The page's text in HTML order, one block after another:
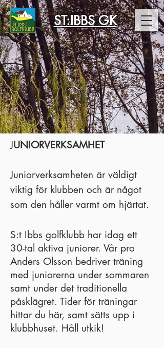
ST:IBBS GK
JUNIORVERKSAMHET
Juniorverksamheten är väldigt
viktig för klubben och är något
som den håller varmt om hjärtat.
S:t Ibbs golfklubb har idag ett
30-tal aktiva juniorer. Vår pro
Anders Olsson bedriver träning
med juniorerna under sommaren
samt under det traditionella
påsklägret. Tider för träningar
hittar du här, samt sätts upp i
klubbhuset. Håll utkik!